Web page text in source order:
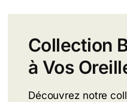
Collection
à Vos
Découvrez notre